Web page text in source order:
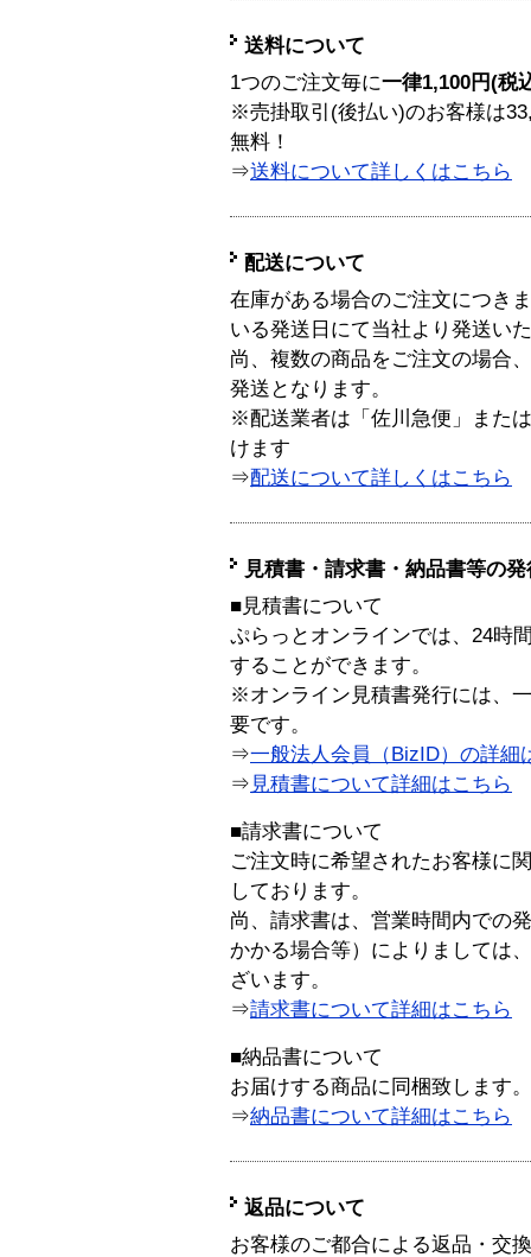
送料について
1つのご注文毎に一律1,100円(税
※売掛取引(後払い)のお客様は
無料！
⇒送料について詳しくはこちら
配送について
在庫がある場合のご注文につき
いる発送日にて当社より発送い
尚、複数の商品をご注文の場合
発送となります。
※配送業者は「佐川急便」また
けます
⇒配送について詳しくはこちら
見積書・請求書・納品書等の
■見積書について
ぷらっとオンラインでは、24時
することができます。
※オンライン見積書発行には、
要です。
⇒一般法人会員（BizID）の詳細
⇒ 見積書について詳細はこちら
■請求書について
ご注文時に希望されたお客様に
しております。
尚、請求書は、営業時間内での
かかる場合等）によりましては
ざいます。
⇒請求書について詳細はこちら
■納品書について
お届けする商品に同梱致します。
⇒納品書について詳細はこちら
返品について
お客様のご都合による返品・交